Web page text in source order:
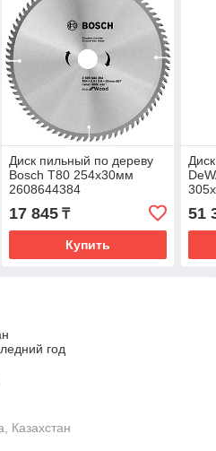
Диск пильный по дереву
Bosch Т80 254х30мм
2608644384
17 845₸
Купить
51
год
Казахстан